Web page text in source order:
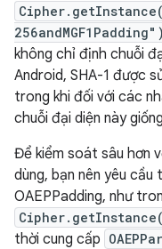
256andMGF1Padding")
không chỉ định chuỗi
Android, SHA-1 được
trong khi đối với các
chuỗi đại diện này
Để kiểm soát sâu hơn
dùng, bạn nên yêu
OAEPPadding, như
thời cung cấp